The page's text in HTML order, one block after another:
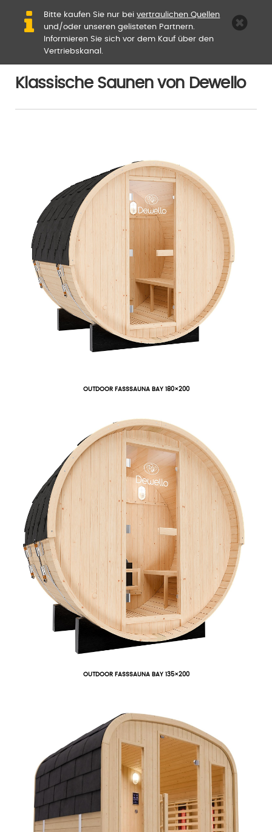
Bitte kaufen Sie nur beivertraulichen Quellen
und/oder unseren gelisteten Partnern.
Informieren Sie sich vor dem Kauf über den
Vertriebskanal.
Klassische Saunen von Dewello
OUTDOOR FASSSAUNA BAY 180×200
OUTDOOR FASSSAUNA BAY 135×200